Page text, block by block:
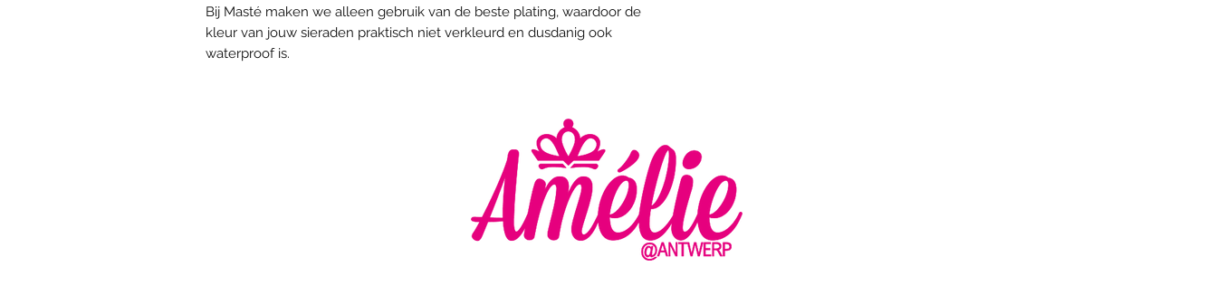
Bij Masté maken we alleen gebruik van de beste plating, waardoor de
kleur van jouw sieraden praktisch niet verkleurd en dusdanig ook
waterproof is.